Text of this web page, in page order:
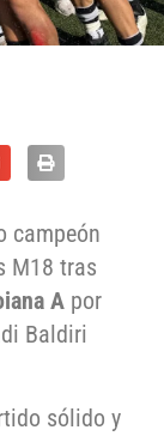
campeón
M18 tras
A por
Baldiri
sólido y